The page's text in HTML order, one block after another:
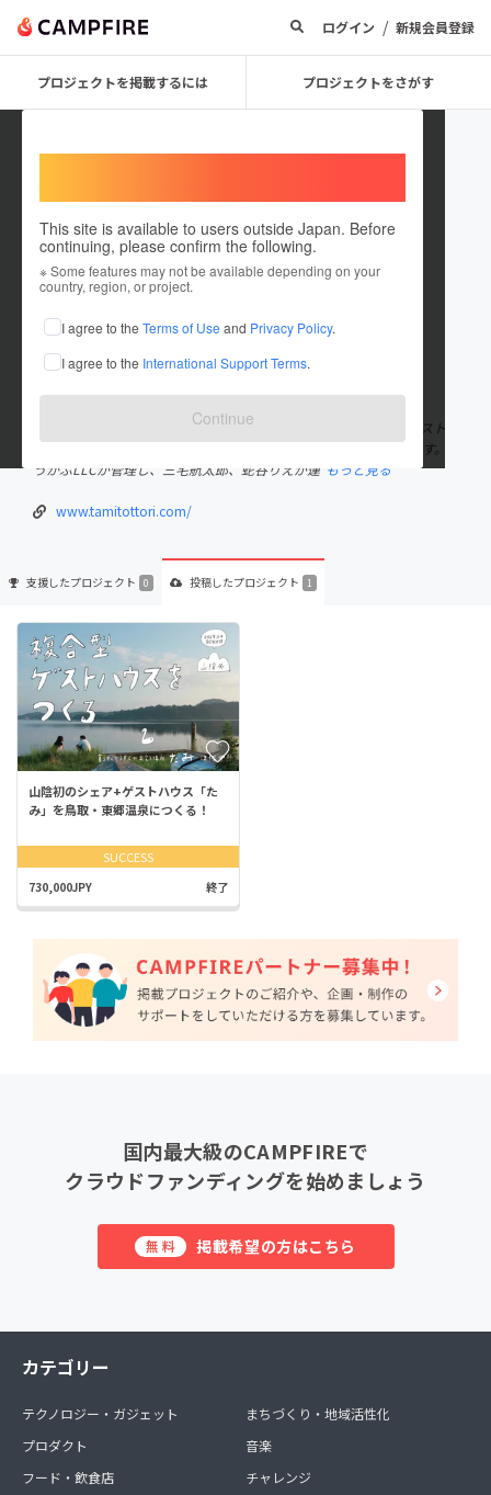
ログイン / 新規会員登録
プロジェクトを掲載するには プロジェクトをさがす
This site is available to users outside Japan. Before
continuing, please confirm the following.
※ Some features may not be available depending on your
country, region, or project.
I agree to the Terms of Use and Privacy Policy.
I agree to the International Support Terms.
Continue
tamitottori
これまでに1件のプロジェクトを投稿しています
在住国：日本 現在地：鳥取県
出身国：未設定
「たみ」は、鳥取県・東郷温泉に、2012年10月オープン予定のゲスト
ハウス+シェアハウス+シェアオフィス+カフェの複合型スペースです。
うかぶLLCが管理し、三宅航太郎、蛇谷りえが運 もっと見る
www.tamitottori.com/
支援したプロジェクト 0 投稿したプロジェクト 1
山陰初のシェア+ゲストハウス「た
み」を鳥取・東郷温泉につくる！
SUCCESS
730,000JPY 終了
国内最大級のCAMPFIREで
クラウドファンディングを始めましょう
無料 掲載希望の方はこちら
カテゴリー
テクノロジー・ガジェット
プロダクト
フード・飲食店
まちづくり・地域活性化
音楽
チャレンジ